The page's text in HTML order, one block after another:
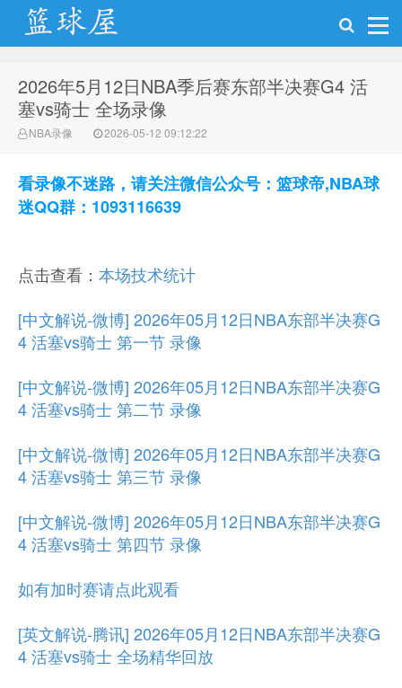
NBA录像网
2026年5月12日NBA季后赛东部半决赛G4 活
塞vs骑士 全场录像
NBA录像 2026-05-12 09:12:22
看录像不迷路，请关注微信公众号：篮球帝,NBA球
迷QQ群：1093116639
点击查看： 本场技术统计
[中文解说-微博] 2026年05月12日NBA东部半决赛G
4 活塞vs骑士 第一节 录像
[中文解说-微博] 2026年05月12日NBA东部半决赛G
4 活塞vs骑士 第二节 录像
[中文解说-微博] 2026年05月12日NBA东部半决赛G
4 活塞vs骑士 第三节 录像
[中文解说-微博] 2026年05月12日NBA东部半决赛G
4 活塞vs骑士 第四节 录像
如有加时赛请点此观看
[英文解说-腾讯] 2026年05月12日NBA东部半决赛G
4 活塞vs骑士 全场精华回放